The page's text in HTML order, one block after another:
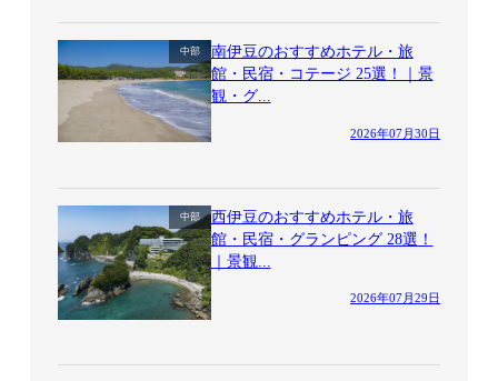
中部
南伊豆のおすすめホテル・旅
館・民宿・コテージ 25選！｜景
観・グ...
2026年07月30日
中部
西伊豆のおすすめホテル・旅
館・民宿・グランピング 28選！
｜景観...
2026年07月29日